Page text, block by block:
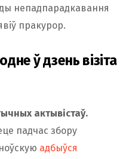
непадпарадкавання
пракурор.
ў дзень візіта
актывістаў.
падчас збору
адбыўся